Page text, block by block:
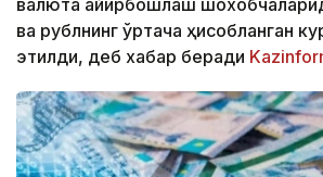
валюта айирбошлаш
ва рублнинг ўртача ҳисобланган
этилди, деб хабар беради